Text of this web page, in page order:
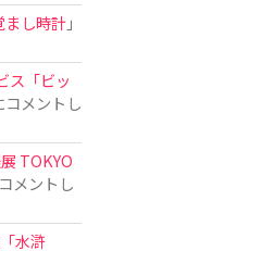
まし時計」
ス「ビッ
コメントし
TOKYO
メントし
水滸